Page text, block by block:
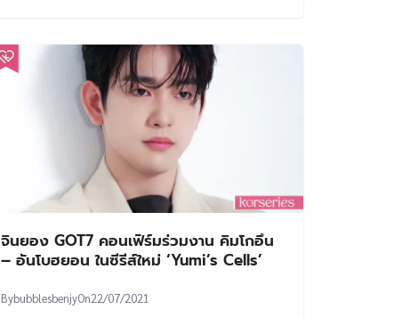
จินยอง GOT7 คอนเฟิร์มร่วมงาน คิมโกอึน
– อันโบฮยอน ในซีรีส์ใหม่ ‘Yumi’s Cells’
BybubblesbenjyOn22/07/2021